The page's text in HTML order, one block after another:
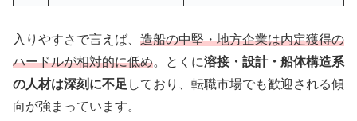
入りやすさで言えば、 造船の中堅・地方企業は内定獲得の
ハードルが相対的に低め。とくに溶接・設計・船体構造系
の人材は深刻に不足しており、転職市場でも歓迎される傾
向が強まっています。